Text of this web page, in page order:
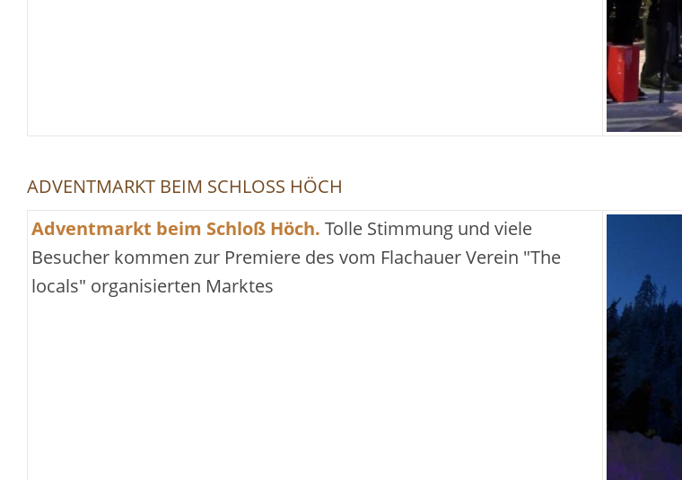
ADVENTMARKT BEIM SCHLOSS HÖCH
Adventmarkt beim Schloß Höch. Tolle Stimmung und viele
Besucher kommen zur Premiere des vom Flachauer Verein "The
locals" organisierten Marktes